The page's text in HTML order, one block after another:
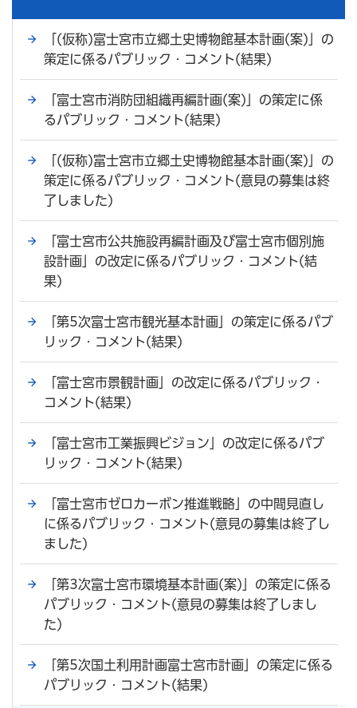
「(仮称)富士宮市立郷土史博物館基本計画(案)」の
策定に係るパブリック・コメント(結果)
「富士宮市消防団組織再編計画(案)」の策定に係
るパブリック・コメント(結果)
「(仮称)富士宮市立郷土史博物館基本計画(案)」の
策定に係るパブリック・コメント(意見の募集は終
了しました)
「富士宮市公共施設再編計画及び富士宮市個別施
設計画」の改定に係るパブリック・コメント(結
果)
「第5次富士宮市観光基本計画」の策定に係るパブ
リック・コメント(結果)
「富士宮市景観計画」の改定に係るパブリック・
コメント(結果)
「富士宮市工業振興ビジョン」の改定に係るパブ
リック・コメント(結果)
「富士宮市ゼロカーボン推進戦略」の中間見直し
に係るパブリック・コメント(意見の募集は終了し
ました)
「第3次富士宮市環境基本計画(案)」の策定に係る
パブリック・コメント(意見の募集は終了しまし
た)
「第5次国土利用計画富士宮市計画」の策定に係る
パブリック・コメント(結果)